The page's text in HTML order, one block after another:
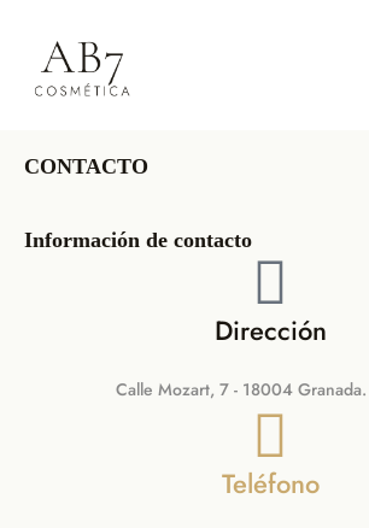
CONTACTO
Información de contacto
Dirección
Calle Mozart, 7 - 18004 Granada.
Teléfono